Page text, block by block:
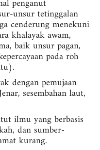
penganut
unsur tetinggalan
cenderung menekuni
khalayak awam,
baik unsur pagan,
pada roh
dengan pemujaan
sesembahan laut,
ilmu yang berbasis
dan sumber-
kurang.